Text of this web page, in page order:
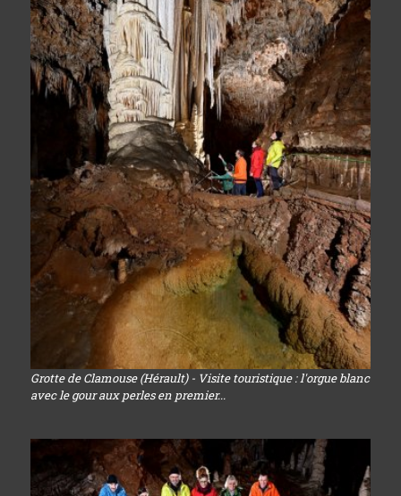
Grotte de Clamouse (Hérault) - Visite touristique : l'orgue blanc
avec le gour aux perles en premier...